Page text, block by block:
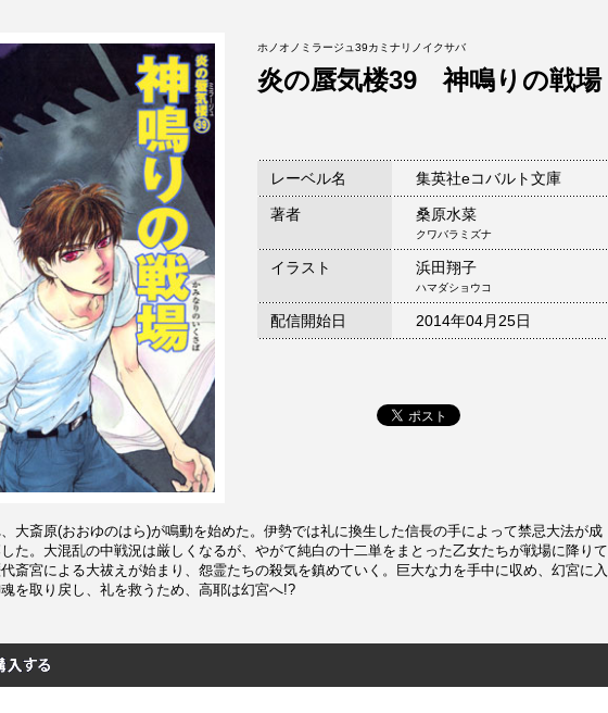
ホノオノミラージュ39カミナリノイクサバ
炎の蜃気楼39 神鳴りの戦場
レーベル名 集英社eコバルト文庫
著者 桑原水菜
クワバラミズナ
イラスト 浜田翔子
ハマダショウコ
配信開始日 2014年04月25日
大斎原(おおゆのはら)が鳴動を始めた。伊勢では礼に換生した信長の手によって禁忌大法が成
た。大混乱の中戦況は厳しくなるが、やがて純白の十二単をまとった乙女たちが戦場に降りて
斎宮による大祓えが始まり、怨霊たちの殺気を鎮めていく。巨大な力を手中に収め、幻宮に入
を取り戻し、礼を救うため、高耶は幻宮へ!?